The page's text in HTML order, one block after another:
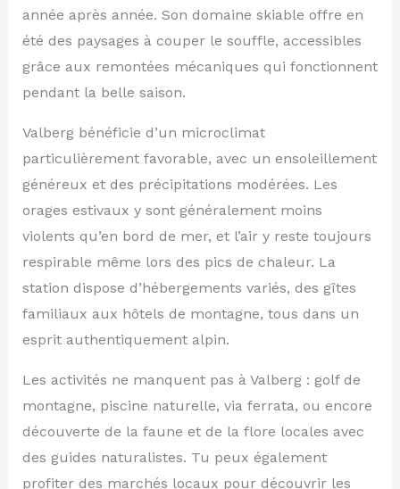
année après année. Son domaine skiable offre en
été des paysages à couper le souffle, accessibles
grâce aux remontées mécaniques qui fonctionnent
pendant la belle saison.
Valberg bénéficie d’un microclimat
particulièrement favorable, avec un ensoleillement
généreux et des précipitations modérées. Les
orages estivaux y sont généralement moins
violents qu’en bord de mer, et l’air y reste toujours
respirable même lors des pics de chaleur. La
station dispose d’hébergements variés, des gîtes
familiaux aux hôtels de montagne, tous dans un
esprit authentiquement alpin.
Les activités ne manquent pas à Valberg : golf de
montagne, piscine naturelle, via ferrata, ou encore
découverte de la faune et de la flore locales avec
des guides naturalistes. Tu peux également
profiter des marchés locaux pour découvrir les